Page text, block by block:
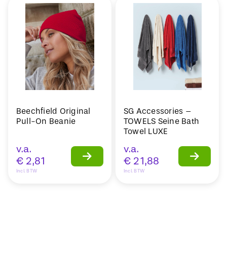
Beechfield Original
Pull-On Beanie
v.a.
€ 2,81
Incl. BTW
SG Accessories –
TOWELS Seine Bath
Towel LUXE
v.a.
€ 21,88
Incl. BTW